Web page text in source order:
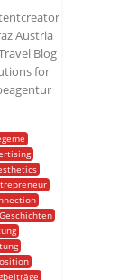
Austria
Blog
for